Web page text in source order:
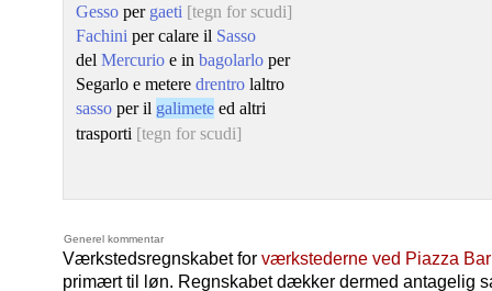
Gesso per gaeti [tegn for scudi]
Fachini per calare il Sasso
del Mercurio e in bagolarlo per
Segarlo e metere drentro laltro
sasso per il galimete ed altri
trasporti [tegn for scudi]
Generel kommentar
Værkstedsregnskabet for værkstederne ved Piazza
primært til løn. Regnskabet dækker dermed antagelig